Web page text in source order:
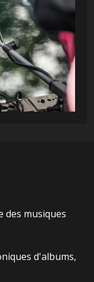
des musiques
d'albums,